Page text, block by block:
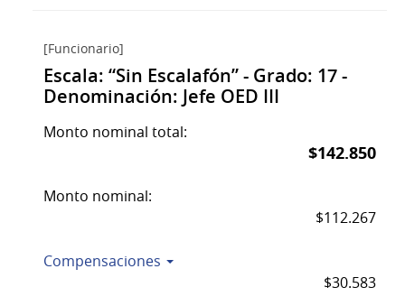
[Funcionario]
Escala: “Sin Escalafón” - Grado: 17 -
Denominación: Jefe OED III
Monto nominal total:
$142.850
Monto nominal:
$112.267
Compensaciones
$30.583